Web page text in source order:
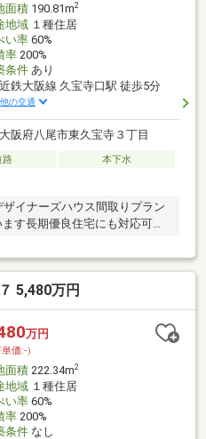
面積190.81m2
地域１種住居
い率60%
率200%
条件あり
近鉄大阪線 久宝寺口駅 徒歩5分
の交通
大阪府八尾市東久宝寺３丁目
路
本下水
イナーズハウス間取りプラン
す長期優良住宅にも対応可能
5,480万円
万円
単価:-）
面積222.34m2
地域１種住居
い率60%
率200%
条件なし